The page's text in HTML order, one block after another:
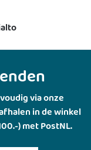
via onze
in de winkel
) met PostNL.